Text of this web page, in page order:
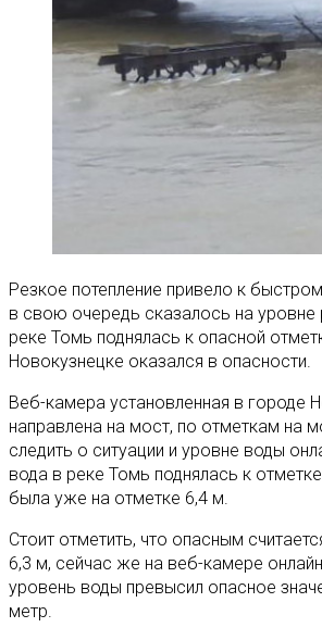
Резкое потепление привело к
в свою очередь сказалось на уровне
реке Томь поднялась к опасной
Новокузнецке оказался в опасности.
Веб-камера установленная в городе
направлена на мост, по отметкам на
следить о ситуации и уровне воды
вода в реке Томь поднялась к
была уже на отметке 6,4 м.
Стоит отметить, что опасным
6,3 м, сейчас же на веб-камере
уровень воды превысил опасное
метр.